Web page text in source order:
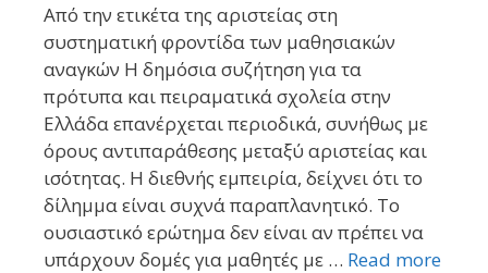
Από την ετικέτα της αριστείας στη
συστηματική φροντίδα των μαθησιακών
αναγκών Η δημόσια συζήτηση για τα
πρότυπα και πειραματικά σχολεία στην
Ελλάδα επανέρχεται περιοδικά, συνήθως με
όρους αντιπαράθεσης μεταξύ αριστείας και
ισότητας. Η διεθνής εμπειρία, δείχνει ότι το
δίλημμα είναι συχνά παραπλανητικό. Το
ουσιαστικό ερώτημα δεν είναι αν πρέπει να
υπάρχουν δομές για μαθητές με … Read more